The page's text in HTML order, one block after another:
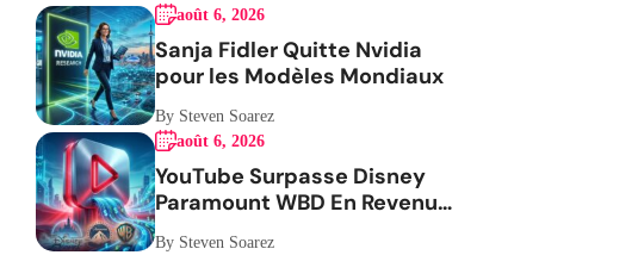
août 6, 2026
Sanja Fidler Quitte Nvidia
pour les Modèles Mondiaux
By Steven Soarez
août 6, 2026
YouTube Surpasse Disney
Paramount WBD En Revenus
Publicitaires
By Steven Soarez